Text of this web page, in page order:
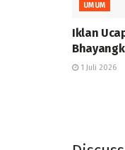
UMUM
Iklan
1 Juli 2026